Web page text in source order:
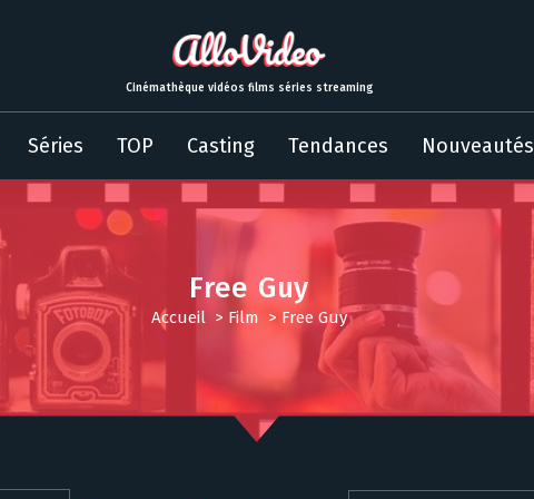
Cinémathèque vidéos films séries streaming
Séries TOP Casting Tendances Nouveautés
Free Guy
Accueil > Film > Free Guy